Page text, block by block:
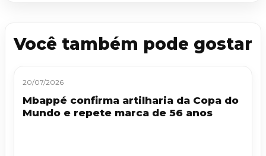
Você também pode gostar
20/07/2026
Mbappé confirma artilharia da Copa do
Mundo e repete marca de 56 anos